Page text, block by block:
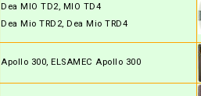
Dea MIO TD2, MIO TD4
Dea Mio TRD2, Dea Mio TRD4
Apollo 300, ELSAMEC Apollo 300